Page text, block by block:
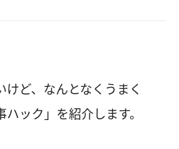
ど、なんとなくうまく
ック」を紹介します。